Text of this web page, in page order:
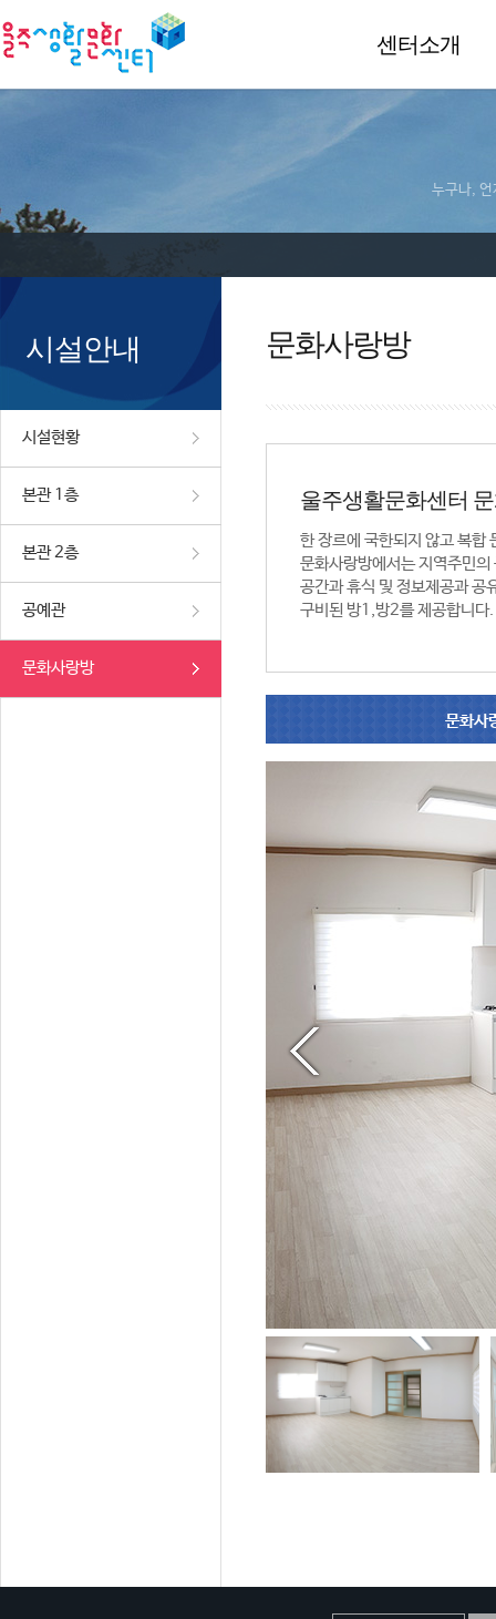
센터소개
누구나, 언
시설안내
시설현황
본관 1층
본관 2층
공예관
문화사랑방
문화사랑방
울주생활문화센터
한 장르에 국한되지 않고 복합
문화사랑방에서는 지역주민
공간과 휴식 및 정보제공과 공
구비된 방1,방2를 제공합니다.
문화사